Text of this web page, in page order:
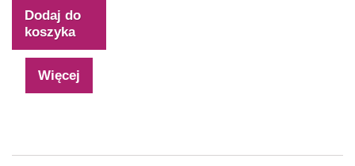
Dodaj do
koszyka
Więcej